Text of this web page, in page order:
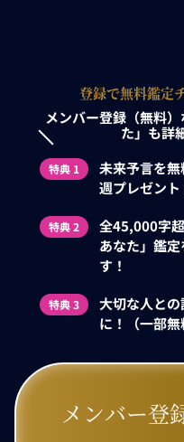
登録で無料鑑定
メンバー登録（無料）
た」も詳
特典 1
未来予言を
週プレゼント
特典 2
全45,000字
あなた」鑑
す！
特典 3
大切な人と
に！（一部無
メンバー登